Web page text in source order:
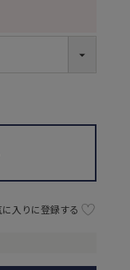
に入りに登録する